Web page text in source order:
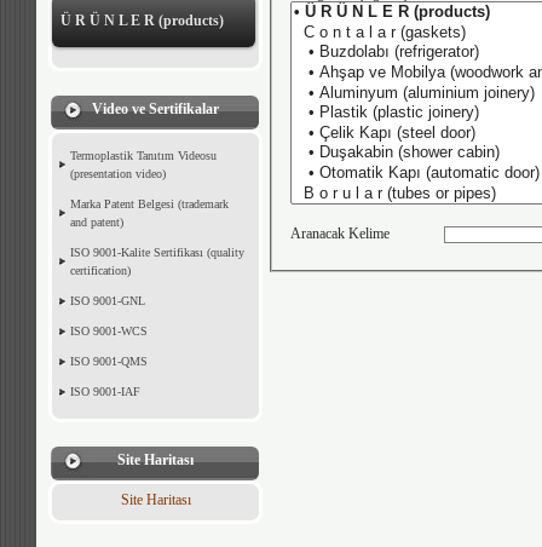
Ü R Ü N L E R (products)
Video ve Sertifikalar
Termoplastik Tanıtım Videosu
(presentation video)
Marka Patent Belgesi (trademark
and patent)
ISO 9001-Kalite Sertifikası (quality
certification)
ISO 9001-GNL
ISO 9001-WCS
ISO 9001-QMS
ISO 9001-IAF
Site Haritası
Site Haritası
Aranacak Kelime